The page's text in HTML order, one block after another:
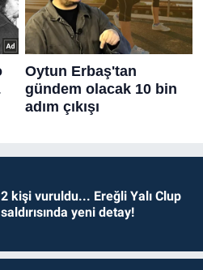
2 kişi vuruldu... Ereğli Yalı Clup
saldırısında yeni detay!